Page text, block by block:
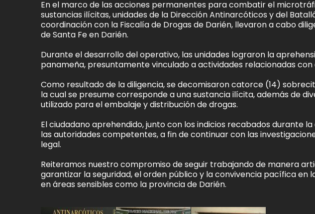
En el marco de las acciones permanentes para combatir el
sustancias ilícitas, unidades de la Dirección Antinarcóticos y del
coordinación con la Fiscalía de Drogas de Darién, llevaron a cabo
de Santa Fe en Darién.
Durante el desarrollo del operativo, las unidades lograron la
panameña, presuntamente vinculado a actividades relacionadas
Como resultado de la diligencia, se decomisaron catorce (14)
la cual se presume corresponde a una sustancia ilícita, además de
utilizado para el embalaje y distribución de drogas.
El ciudadano aprehendido, junto con los indicios recabados durante
las autoridades competentes, a fin de continuar con las
legal.
Reiteramos nuestro compromiso de seguir trabajando de manera
garantizar la seguridad, el orden público y la convivencia pacífica en
en áreas sensibles como la provincia de Darién.